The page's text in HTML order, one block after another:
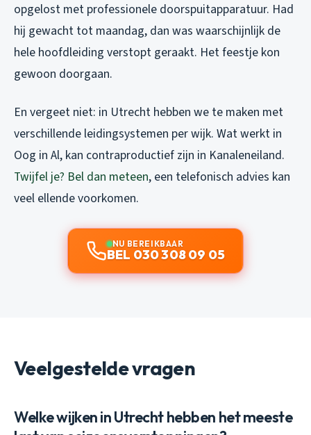
opgelost met professionele doorspuitapparatuur. Had
hij gewacht tot maandag, dan was waarschijnlijk de
hele hoofdleiding verstopt geraakt. Het feestje kon
gewoon doorgaan.
En vergeet niet: in Utrecht hebben we te maken met
verschillende leidingsystemen per wijk. Wat werkt in
Oog in Al, kan contraproductief zijn in Kanaleneiland.
Twijfel je? Bel dan meteen, een telefonisch advies kan
veel ellende voorkomen.
NU BEREIKBAAR
BEL 030 308 09 05
Veelgestelde vragen
Welke wijken in Utrecht hebben het meeste